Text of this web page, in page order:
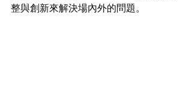
整與創新來解決場內外的問題。